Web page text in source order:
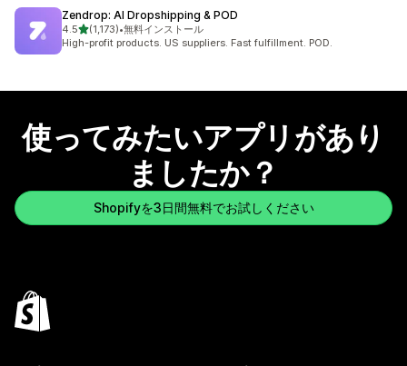
Zendrop: AI Dropshipping & POD
4.55つ星中
(1,173)
合計レビュー数：1173件
•無料インストール
High-profit products. US suppliers. Fast fulfillment. POD.
使ってみたいアプリがあり
ましたか？
Shopifyを3日間無料でお試しください